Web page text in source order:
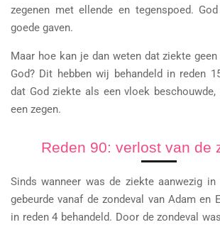
zegenen met ellende en tegenspoed.
goede gaven.
Maar hoe kan je dan weten dat ziekte
God? Dit hebben wij behandeld in reden
dat God ziekte als een vloek beschouwde,
een zegen.
Reden 90: verlost van de
Sinds wanneer was de ziekte aanwezig in
gebeurde vanaf de zondeval van Adam en
in reden 4 behandeld. Door de zondeval